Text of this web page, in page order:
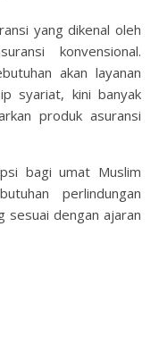
konvensional.
akan layanan
syariat, kini banyak
produk asuransi
bagi umat Muslim
perlindungan
sesuai dengan ajaran